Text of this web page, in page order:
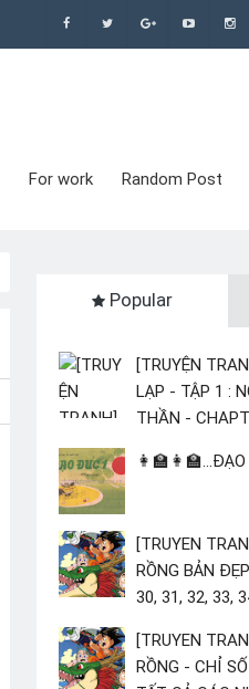
For work Random Post
Popular
[TRUYỆN
LẠP - TẬP 1 :
THẦN -
[TRUYEN
RỒNG BẢN
30, 31, 32, 33,
[TRUYEN
RỒNG - CHỈ